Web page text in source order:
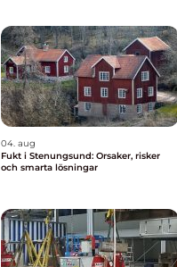
04. aug
Fukt i Stenungsund: Orsaker, risker
och smarta lösningar